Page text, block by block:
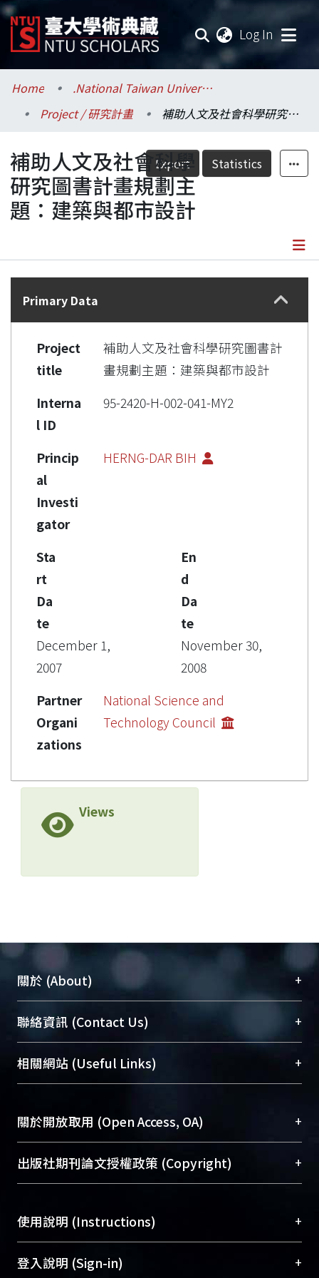
Log In
Communities & Collections
Research Outputs
Fundings & Projects
Researchers
Statistics
Home
.National Taiwan University / 國立臺灣大學
Project / 研究計畫
補助人文及社會科學研究圖書計畫規劃主題：建築與都市設計
Export Statistics
補助人文及社會科學
研究圖書計畫規劃主
題：建築與都市設計
Details
Primary Data
Project
title
補助人文及社會科學研究圖書計
畫規劃主題：建築與都市設計
Interna
l ID
95-2420-H-002-041-MY2
Princip
al
Investi
gator
HERNG-DAR BIH
Sta
rt
Da
te
December 1,
2007
En
d
Da
te
November 30,
2008
Partner
Organi
zations
National Science and
Technology Council
Views
關於 (About) +
臺大位居世界頂尖大學之列，為永久珍藏及向國際
展現本校豐碩的研究成果及學術能量，圖書館整合
機構典藏（NTUR）與學術庫（AH）不同功能平
台，成為臺大學術典藏NTU scholars。期能整合研
成果。
To permanently archive and promote researcher
profiles and scholarly works, Library integrates the
services of “NTU Repository” with “Academic
聯絡資訊 (Contact Us) +
總館學科館員(Main Library)
醫學圖書館學科館員(Medical Library)
Sciences Library)
相關網站 (Useful Links) +
關於開放取用 (Open Access, OA) +
開放取用是從使用者角度提升資訊取用性的社會運
動，應用在學術研究上是透過將研究著作公開供使
用逐年攀升。同時可加速研究發展、提升研究影響
Archive）平台。 （點選深入了解OA）
出版社期刊論文授權政策 (Copyright) +
含部分內容的版權非匯入者所有，或由第三方贊
助與合作完成，請確認該版權所有者及第三方同
意提供此授權。
使用說明 (Instructions) +
網站簡介(Quickstart Guide)
登入說明 (Sign-in) +